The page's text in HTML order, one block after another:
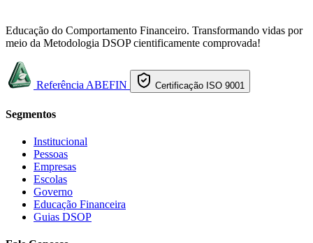
Educação do Comportamento Financeiro. Transformando vidas por
meio da Metodologia DSOP cientificamente comprovada!
Referência ABEFIN Certificação ISO 9001
Segmentos
Institucional
Pessoas
Empresas
Escolas
Governo
Educação Financeira
Guias DSOP